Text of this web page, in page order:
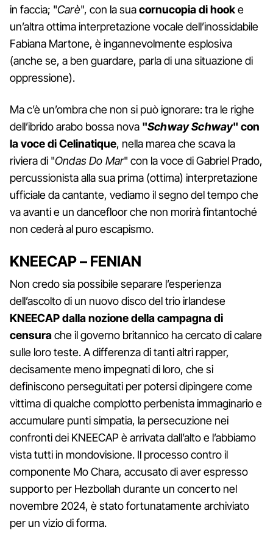
in faccia; "Carè", con la suacornucopia di hooke
un’altra ottima interpretazione vocale dell’inossidabile
Fabiana Martone, è ingannevolmente esplosiva
(anche se, a ben guardare, parla di una situazione di
oppressione).
Ma c’è un’ombra che non si può ignorare: tra le righe
dell’ibrido arabo bossa nova "Schway Schway" con
la voce di Celinatique, nella marea che scava la
riviera di "Ondas Do Mar" con la voce di Gabriel Prado,
percussionista alla sua prima (ottima) interpretazione
ufficiale da cantante, vediamo il segno del tempo che
va avanti e un dancefloor che non morirà fintantoché
non cederà al puro escapismo.
KNEECAP – FENIAN
Non credo sia possibile separare l’esperienza
dell’ascolto di un nuovo disco del trio irlandese
KNEECAP dalla nozione della campagna di
censurache il governo britannico ha cercato di calare
sulle loro teste. A differenza di tanti altri rapper,
decisamente meno impegnati di loro, che si
definiscono perseguitati per potersi dipingere come
vittima di qualche complotto perbenista immaginario e
accumulare punti simpatia, la persecuzione nei
confronti dei KNEECAP è arrivata dall’alto e l’abbiamo
vista tutti in mondovisione. Il processo contro il
componente Mo Chara, accusato di aver espresso
supporto per Hezbollah durante un concerto nel
novembre 2024, è stato fortunatamente archiviato
per un vizio di forma.